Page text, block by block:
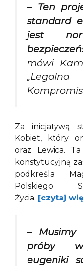
– Ten
standard
jest
mówi
Za inicjatywą
Kobiet, który
oraz Lewica.
konstytucyjną
podkreśla
Polskiego
Życia. [czytaj
– Musimy
próby
eugeniki